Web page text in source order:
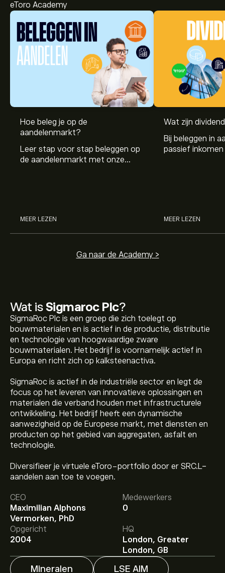
Wat isSigmaroc Plc?
SigmaRoc Plc is een groep die zich toelegt op
bouwmaterialen en is actief in de productie, distributie
en technologie van hoogwaardige zware
bouwmaterialen. Het bedrijf is voornamelijk actief in
Europa en richt zich op kalksteenactiva.
SigmaRoc is actief in de industriële sector en legt de
focus op het leveren van innovatieve oplossingen en
materialen die verband houden met infrastructurele
ontwikkeling. Het bedrijf heeft een dynamische
aanwezigheid op de Europese markt, met diensten en
producten op het gebied van aggregaten, asfalt en
technologie.
Diversifieer je virtuele eToro-portfolio door er SRC.L-
aandelen aan toe te voegen.
CEO
Maximilian Alphons
Vermorken, PhD
Medewerkers
0
Opgericht
2004
HQ
London, Greater
London, GB
Mineralen LSE AIM
eToro Academy
Hoe beleg je op de
aandelenmarkt?
Leer stap voor stap beleggen op
de aandelenmarkt met onze
MEER LEZEN
Wat zijn
Bij beleggen in
passief
MEER LEZEN
Ga naar de Academy >
De huidige koers van SRC.L is 129.10‎p‎.
Het gemiddelde koersdoel voor Sigmaroc Plc is 129.10‎p‎.
Meld je aan
bij eToro voor gedetailleerde
analistenvoorspellingen en koersdoelen.